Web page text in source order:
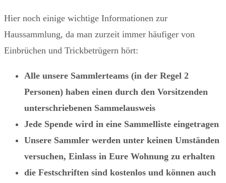
Hier noch einige wichtige Informationen zur
Haussammlung, da man zurzeit immer häufiger von
Einbrüchen und Trickbetrügern hört:
Alle unsere Sammlerteams (in der Regel 2
Personen) haben einen durch den Vorsitzenden
unterschriebenen Sammelausweis
Jede Spende wird in eine Sammelliste eingetragen
Unsere Sammler werden unter keinen Umständen
versuchen, Einlass in Eure Wohnung zu erhalten
die Festschriften sind kostenlos und können auch